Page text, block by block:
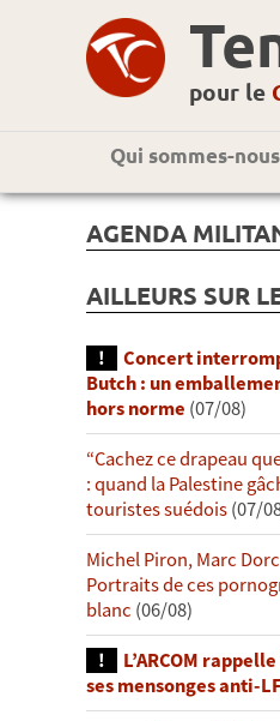
pour le
Qui sommes-nous
AGENDA
AILLEURS SUR
Concert
Butch : un
hors norme (07/08)
“Cachez ce drapeau
: quand la Palestine
touristes suédois(07/
Michel Piron, Marc
Portraits de ces
blanc (06/08)
L’ARCOM
ses mensonges anti-